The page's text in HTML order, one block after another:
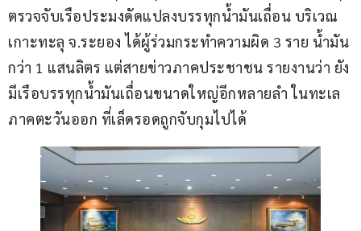
ตรวจจับเรือประมงดัดแปลงบรรทุกน้ำมันเถื่อน บริเวณ
เกาะทะลุ จ.ระยอง ได้ผู้ร่วมกระทำความผิด 3 ราย น้ำมัน
กว่า 1 แสนลิตร แต่สายข่าวภาคประชาชน รายงานว่า ยัง
มีเรือบรรทุกน้ำมันเถื่อนขนาดใหญ่อีกหลายลำ ในทะเล
ภาคตะวันออก ที่เล็ดรอดถูกจับกุมไปได้